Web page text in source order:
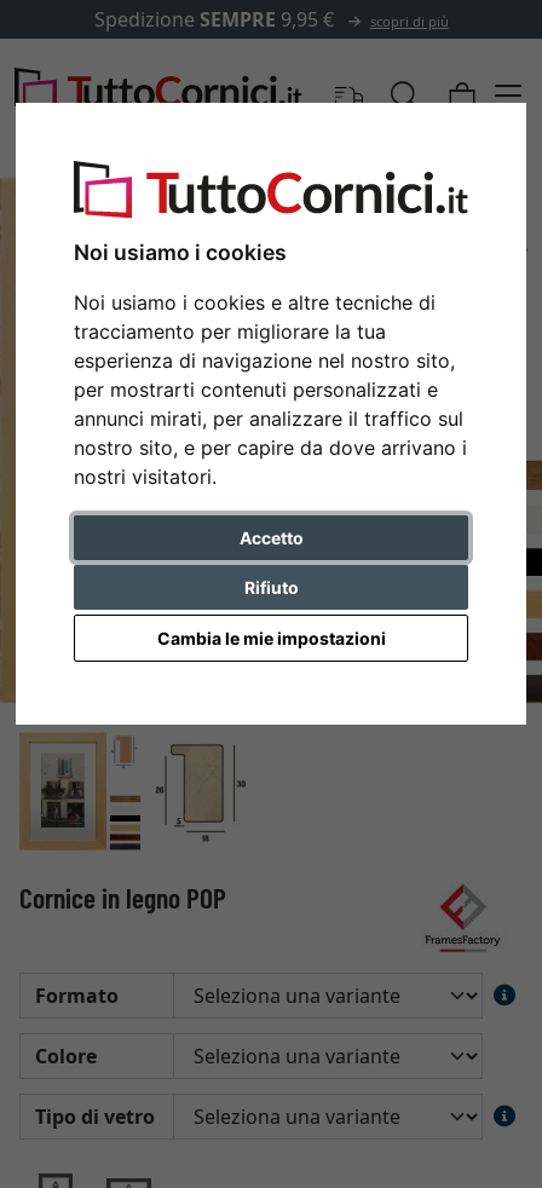
Noi usiamo i cookies
Noi usiamo i cookies e altre tecniche di
tracciamento per migliorare la tua
esperienza di navigazione nel nostro sito,
per mostrarti contenuti personalizzati e
annunci mirati, per analizzare il traffico sul
nostro sito, e per capire da dove arrivano i
nostri visitatori.
Accetto
Rifiuto
Cambia le mie impostazioni
Spedizione SEMPRE 9,95 € scopri di più
Indietro
Cornice in legno POP
Formato
Colore
Tipo di vetro